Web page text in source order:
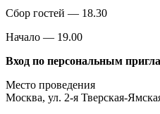
Сбор гостей — 18.30
Начало — 19.00
Вход по персональным
Место проведения
Москва, ул. 2-я Тверская-